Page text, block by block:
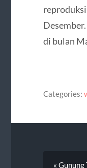
di bulan
Categories:
«